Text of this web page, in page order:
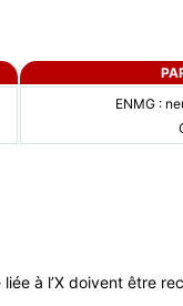
ENMG :
à l’X doivent être